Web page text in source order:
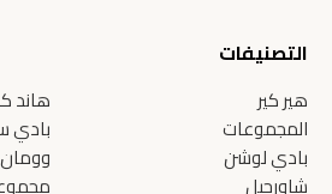
التصنيفات
هير كير
المجموعات
بادي لوشن
شاورجيل
هاند
بادي